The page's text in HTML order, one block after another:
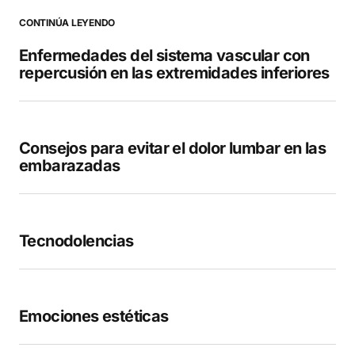
Your Name*
Guarda mi nombre, correo electrónico y web
comente.
COMENTAR
CONTINÚA LEYENDO
Enfermedades del sistema vascular con
repercusión en las extremidades inferiores
Consejos para evitar el dolor lumbar en las
embarazadas
Tecnodolencias
Emociones estéticas